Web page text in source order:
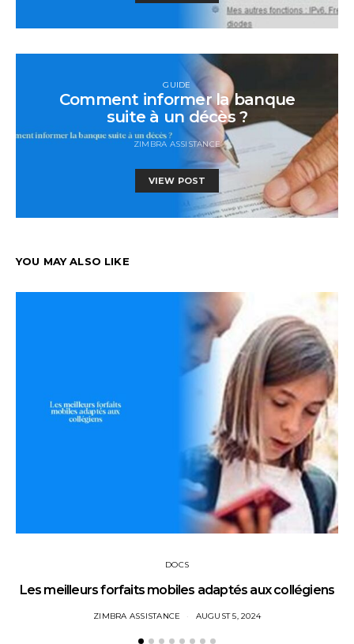
GUIDE
Comment informer la banque
suite à un décès ?
ZIMBRA ASSISTANCE
VIEW POST
YOU MAY ALSO LIKE
DOCS
Les meilleurs forfaits mobiles adaptés aux collégiens
ZIMBRA ASSISTANCE AUGUST 5, 2024